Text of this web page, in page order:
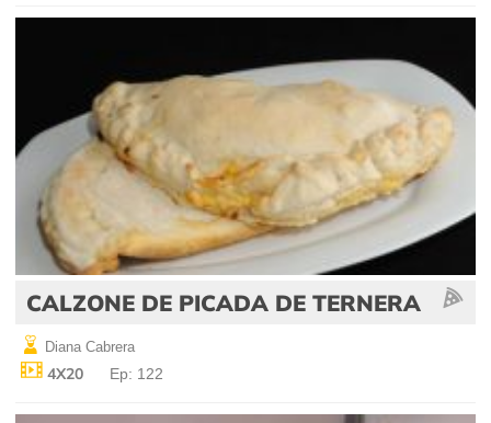
CALZONE DE PICADA DE TERNERA
Diana Cabrera
4X20 Ep: 122